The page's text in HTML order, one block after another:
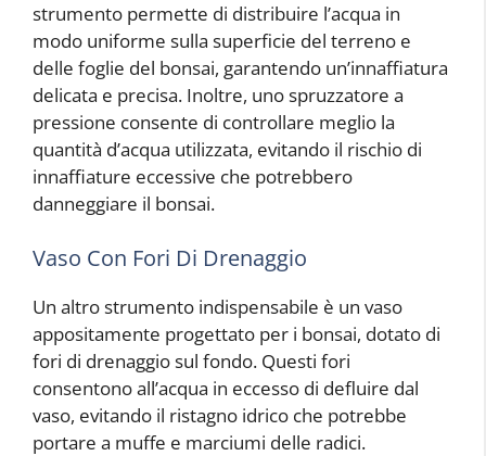
strumento permette di distribuire l’acqua in
modo uniforme sulla superficie del terreno e
delle foglie del bonsai, garantendo un’innaffiatura
delicata e precisa. Inoltre, uno spruzzatore a
pressione consente di controllare meglio la
quantità d’acqua utilizzata, evitando il rischio di
innaffiature eccessive che potrebbero
danneggiare il bonsai.
Vaso Con Fori Di Drenaggio
Un altro strumento indispensabile è un vaso
appositamente progettato per i bonsai, dotato di
fori di drenaggio sul fondo. Questi fori
consentono all’acqua in eccesso di defluire dal
vaso, evitando il ristagno idrico che potrebbe
portare a muffe e marciumi delle radici.